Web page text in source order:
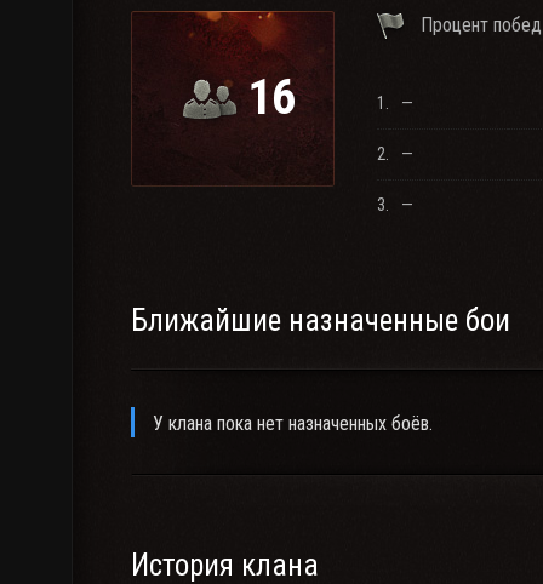
16
Процент побед
1. —
2. —
3. —
Ближайшие назначенные бои
У клана пока нет назначенных боёв.
История клана